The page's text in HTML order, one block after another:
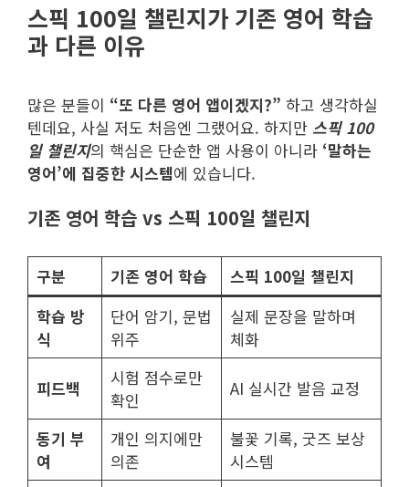
스픽 100일 챌린지가 기존 영어 학습
과 다른 이유
많은 분들이 “또 다른 영어 앱이겠지?” 하고 생각하실
텐데요, 사실 저도 처음엔 그랬어요. 하지만 스픽 100
일 챌린지의 핵심은 단순한 앱 사용이 아니라 ‘말하는
영어’에 집중한 시스템에 있습니다.
기존 영어 학습 vs 스픽 100일 챌린지
구분 기존 영어 학습
스픽 100일 챌린지
학습 방
식
단어 암기, 문법
위주
실제 문장을 말하며
체화
피드백
시험 점수로만
확인
AI 실시간 발음 교정
동기 부
여
개인 의지에만
의존
불꽃 기록, 굿즈 보상
시스템